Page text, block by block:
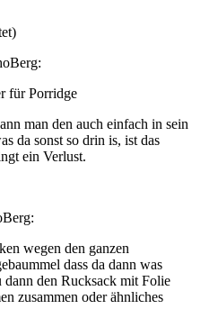
für Porridge
man den auch einfach in sein
da sonst so drin is, ist das
ein Verlust.
wegen den ganzen
dass da dann was
den Rucksack mit Folie
zusammen oder ähnliches